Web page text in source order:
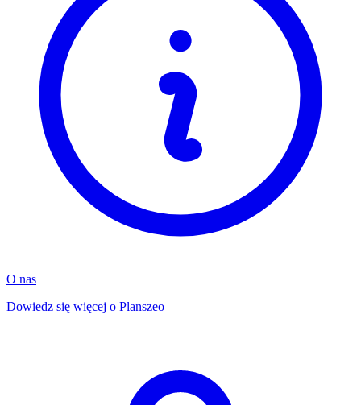
O nas
Dowiedz się więcej o Planszeo